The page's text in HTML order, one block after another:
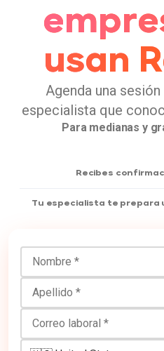
usan
Agenda una
especialista que
Para medianas y
Recibes
Tu especialista te prepara
Nombre
Apellido
Correo laboral
Número de teléfono